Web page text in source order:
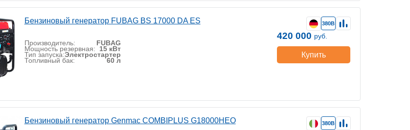
Бензиновый генератор FUBAG BS 17000 DA ES
Производитель: FUBAG
Мощность резервная: 15 кВт
Тип запуска:Электростартер
Топливный бак: 60 л
380В
420 000 руб.
Купить
Бензиновый генератор Genmac COMBIPLUS G18000HEO 380В